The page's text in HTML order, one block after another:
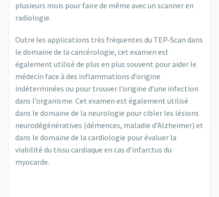
plusieurs mois pour faire de même avec un scanner en
radiologie.
Outre les applications très fréquentes du TEP-Scan dans
le domaine de la cancérologie, cet examen est
également utilisé de plus en plus souvent pour aider le
médecin face à des inflammations d’origine
indéterminées ou pour trouver l’origine d’une infection
dans l’organisme. Cet examen est également utilisé
dans le domaine de la neurologie pour cibler les lésions
neurodégénératives (démences, maladie d’Alzheimer) et
dans le domaine de la cardiologie pour évaluer la
viabilité du tissu cardiaque en cas d’infarctus du
myocarde.